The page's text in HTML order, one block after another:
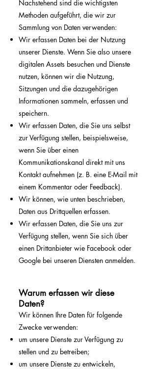
Nachstehend sind die wichtigsten
Methoden aufgeführt, die wir zur
Sammlung von Daten verwenden:
Wir erfassen Daten bei der Nutzung
unserer Dienste. Wenn Sie also unsere
digitalen Assets besuchen und Dienste
nutzen, können wir die Nutzung,
Sitzungen und die dazugehörigen
Informationen sammeln, erfassen und
speichern.
Wir erfassen Daten, die Sie uns selbst
zur Verfügung stellen, beispielsweise,
wenn Sie über einen
Kommunikationskanal direkt mit uns
Kontakt aufnehmen (z. B. eine E-Mail mit
einem Kommentar oder Feedback).
Wir können, wie unten beschrieben,
Daten aus Drittquellen erfassen.
Wir erfassen Daten, die Sie uns zur
Verfügung stellen, wenn Sie sich über
einen Drittanbieter wie Facebook oder
Google bei unseren Diensten anmelden.
Warum erfassen wir diese
Daten?
Wir können Ihre Daten für folgende
Zwecke verwenden:
um unsere Dienste zur Verfügung zu
stellen und zu betreiben;
um unsere Dienste zu entwickeln,